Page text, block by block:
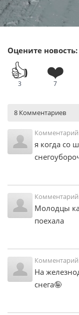
Оцените новость:
👍
3
❤️
7
8 Комментариев
я когда со
Комментарий
Молодцы
поехала
На
снега🤪